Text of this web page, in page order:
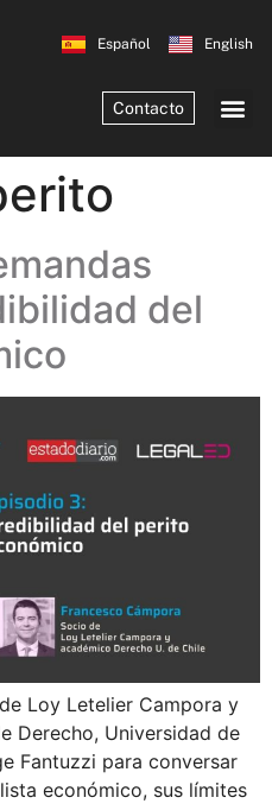
Español English
Contacto
del
Loy Letelier Campora y
Derecho, Universidad de
Fantuzzi para conversar
económico, sus límites